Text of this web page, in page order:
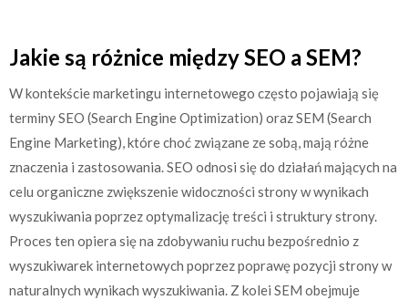
Jakie są różnice między SEO a SEM?
W kontekście marketingu internetowego często pojawiają się
terminy SEO (Search Engine Optimization) oraz SEM (Search
Engine Marketing), które choć związane ze sobą, mają różne
znaczenia i zastosowania. SEO odnosi się do działań mających na
celu organiczne zwiększenie widoczności strony w wynikach
wyszukiwania poprzez optymalizację treści i struktury strony.
Proces ten opiera się na zdobywaniu ruchu bezpośrednio z
wyszukiwarek internetowych poprzez poprawę pozycji strony w
naturalnych wynikach wyszukiwania. Z kolei SEM obejmuje